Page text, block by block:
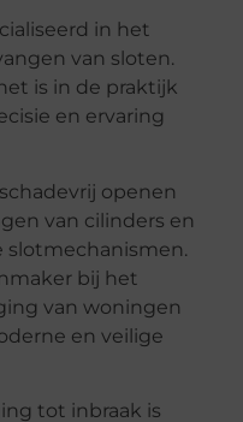
in het
van sloten.
is in de praktijk
en ervaring
openen
van cilinders en
slotmechanismen.
bij het
van woningen
en veilige
tot inbraak is